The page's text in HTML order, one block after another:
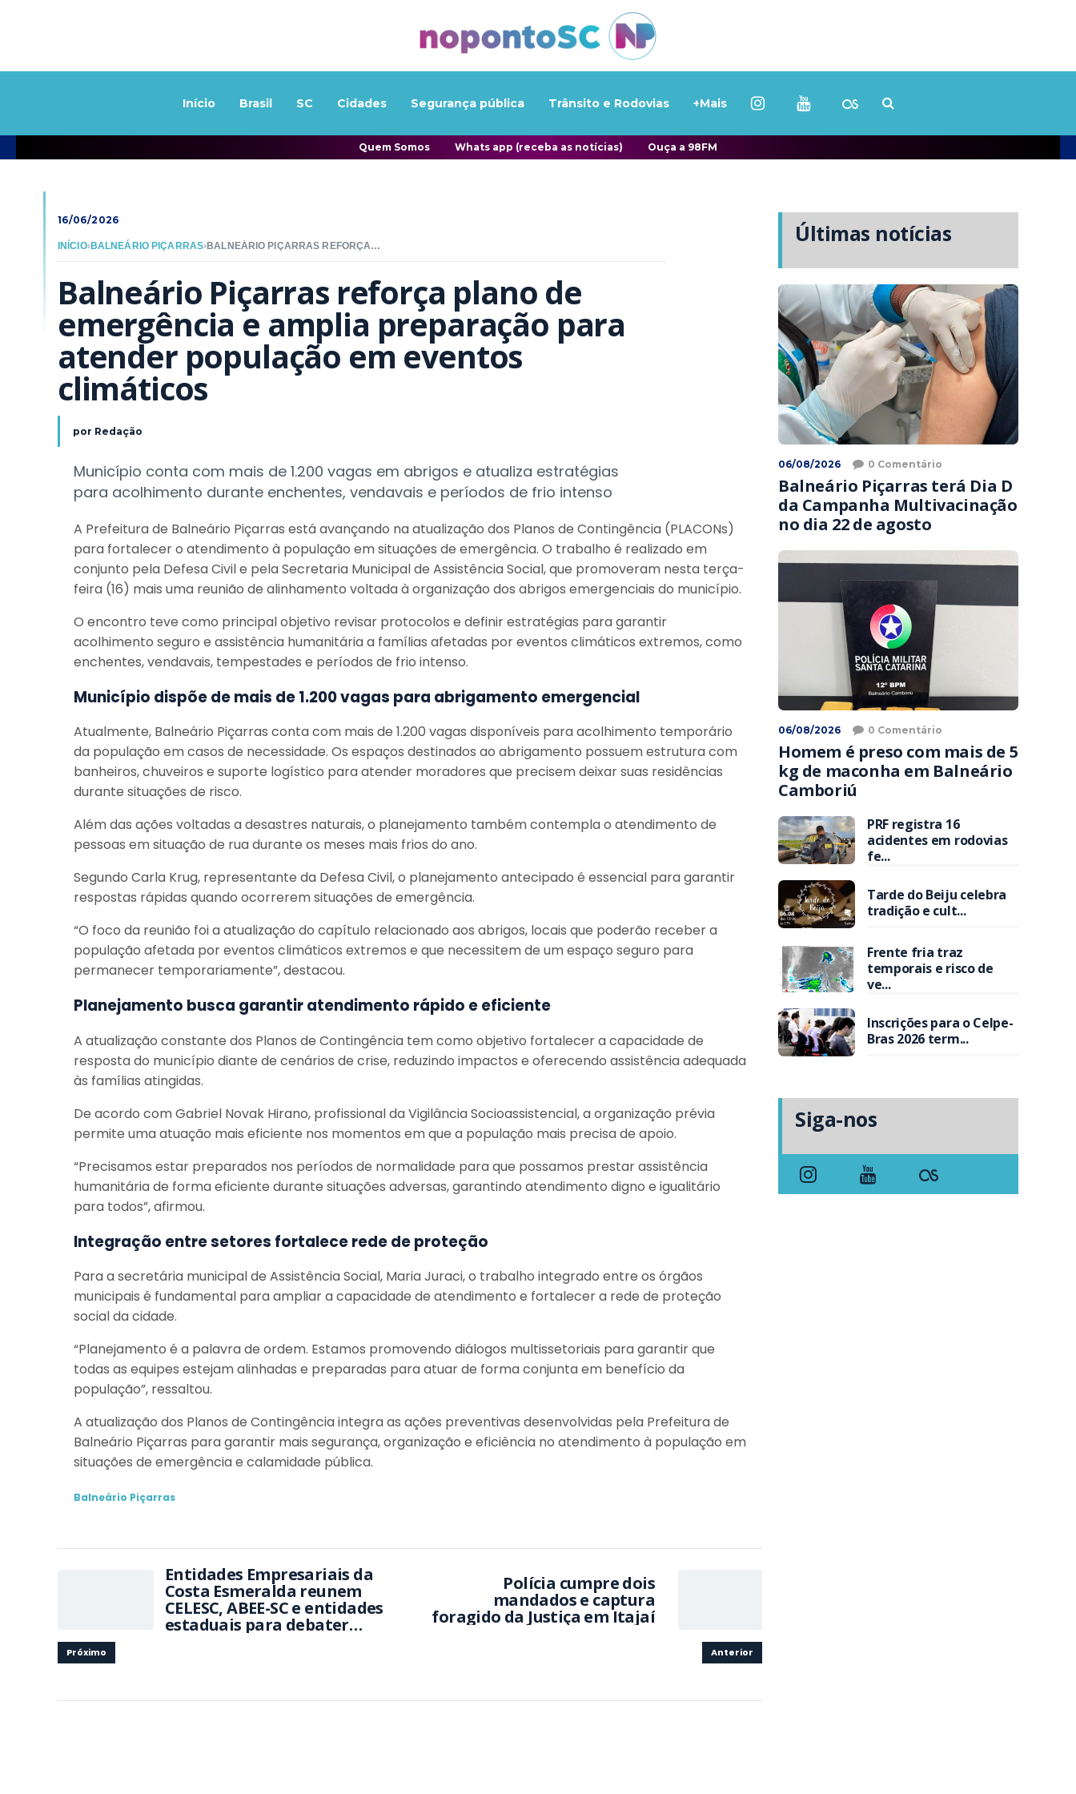
Início Brasil SC Cidades Segurança pública Trânsito e Rodovias +Mais
Quem Somos Whats app (receba as notícias) Ouça a 98FM
16/06/2026
INÍCIO›BALNEÁRIO PIÇARRAS› BALNEÁRIO PIÇARRAS REFORÇA PLANO DE EMERGÊNCIA E AMPLIA PREPARAÇÃO PARA ATENDER POPULAÇÃO EM EVENTOS CLIMÁTICOS
Balneário Piçarras reforça plano de
emergência e amplia preparação para
atender população em eventos
climáticos
por Redação
Município conta com mais de 1.200 vagas em abrigos e atualiza estratégias
para acolhimento durante enchentes, vendavais e períodos de frio intenso
A Prefeitura de Balneário Piçarras está avançando na atualização dos Planos de Contingência (PLACONs)
para fortalecer o atendimento à população em situações de emergência. O trabalho é realizado em
conjunto pela Defesa Civil e pela Secretaria Municipal de Assistência Social, que promoveram nesta terça-
feira (16) mais uma reunião de alinhamento voltada à organização dos abrigos emergenciais do município.
O encontro teve como principal objetivo revisar protocolos e definir estratégias para garantir
acolhimento seguro e assistência humanitária a famílias afetadas por eventos climáticos extremos, como
enchentes, vendavais, tempestades e períodos de frio intenso.
Município dispõe de mais de 1.200 vagas para abrigamento emergencial
Atualmente, Balneário Piçarras conta com mais de 1.200 vagas disponíveis para acolhimento temporário
da população em casos de necessidade. Os espaços destinados ao abrigamento possuem estrutura com
banheiros, chuveiros e suporte logístico para atender moradores que precisem deixar suas residências
durante situações de risco.
Além das ações voltadas a desastres naturais, o planejamento também contempla o atendimento de
pessoas em situação de rua durante os meses mais frios do ano.
Segundo Carla Krug, representante da Defesa Civil, o planejamento antecipado é essencial para garantir
respostas rápidas quando ocorrerem situações de emergência.
“O foco da reunião foi a atualização do capítulo relacionado aos abrigos, locais que poderão receber a
população afetada por eventos climáticos extremos e que necessitem de um espaço seguro para
permanecer temporariamente”, destacou.
Planejamento busca garantir atendimento rápido e eficiente
A atualização constante dos Planos de Contingência tem como objetivo fortalecer a capacidade de
resposta do município diante de cenários de crise, reduzindo impactos e oferecendo assistência adequada
às famílias atingidas.
De acordo com Gabriel Novak Hirano, profissional da Vigilância Socioassistencial, a organização prévia
permite uma atuação mais eficiente nos momentos em que a população mais precisa de apoio.
“Precisamos estar preparados nos períodos de normalidade para que possamos prestar assistência
humanitária de forma eficiente durante situações adversas, garantindo atendimento digno e igualitário
para todos”, afirmou.
Integração entre setores fortalece rede de proteção
Para a secretária municipal de Assistência Social, Maria Juraci, o trabalho integrado entre os órgãos
municipais é fundamental para ampliar a capacidade de atendimento e fortalecer a rede de proteção
social da cidade.
“Planejamento é a palavra de ordem. Estamos promovendo diálogos multissetoriais para garantir que
todas as equipes estejam alinhadas e preparadas para atuar de forma conjunta em benefício da
população”, ressaltou.
A atualização dos Planos de Contingência integra as ações preventivas desenvolvidas pela Prefeitura de
Balneário Piçarras para garantir mais segurança, organização e eficiência no atendimento à população em
situações de emergência e calamidade pública.
Balneário Piçarras
Entidades Empresariais da
Costa Esmeralda reunem
CELESC, ABEE-SC e entidades
estaduais para debater
Próximo
Polícia cumpre dois
mandados e captura
foragido da Justiça em Itajaí
Anterior
Últimas notícias
06/08/2026 0 Comentário
Balneário Piçarras terá Dia D
da Campanha Multivacinação
no dia 22 de agosto
06/08/2026 0 Comentário
Homem é preso com mais de 5
kg de maconha em Balneário
Camboriú
PRF registra 16
acidentes em rodovias
fe...
Tarde do Beiju celebra
tradição e cult...
Frente fria traz
temporais e risco de
ve...
Inscrições para o Celpe-
Bras 2026 term...
Siga-nos